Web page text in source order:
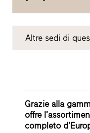
Altre sedi di
Grazie alla
offre
completo